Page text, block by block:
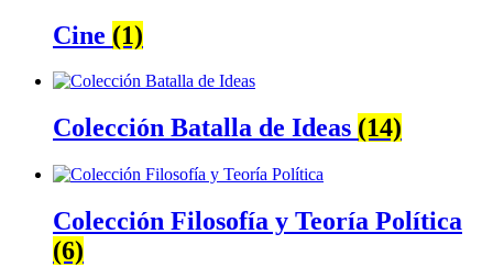
Cine (1)
Colección Batalla de Ideas (14)
Colección Filosofía y Teoría Política
(6)